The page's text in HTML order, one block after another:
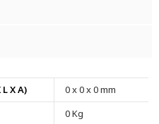
X A)
0 x 0 x 0 mm
0 Kg